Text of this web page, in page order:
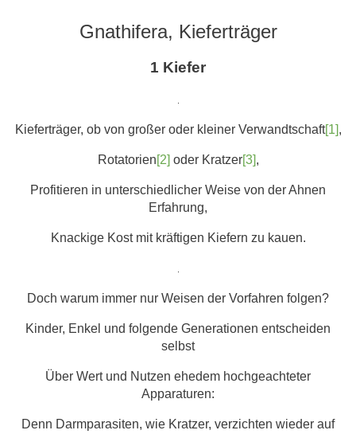
Gnathifera, Kieferträger
1 Kiefer
Kieferträger, ob von großer oder kleiner Verwandtschaft[1],
Rotatorien[2] oder Kratzer[3],
Profitieren in unterschiedlicher Weise von der Ahnen
Erfahrung,
Knackige Kost mit kräftigen Kiefern zu kauen.
Doch warum immer nur Weisen der Vorfahren folgen?
Kinder, Enkel und folgende Generationen entscheiden
selbst
Über Wert und Nutzen ehedem hochgeachteter
Apparaturen:
Denn Darmparasiten, wie Kratzer, verzichten wieder auf